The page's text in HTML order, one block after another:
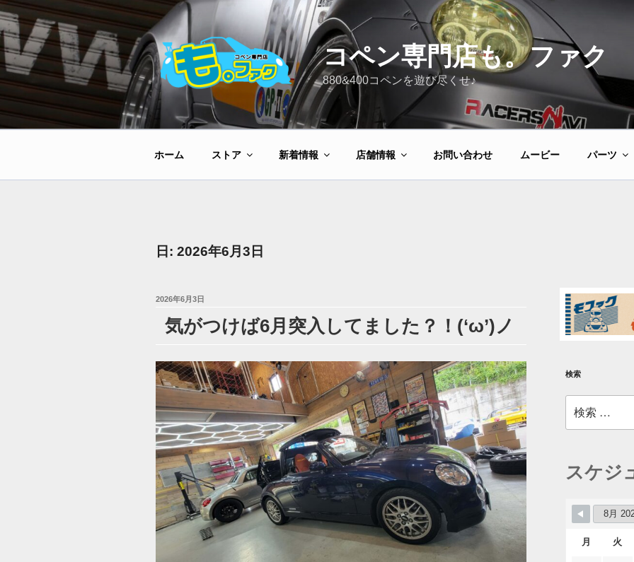
コ
ン
テ
ン
ツ
キ
コペン専門店も。ファク
880&400コペンを遊び尽くせ♪
ホーム ストア 新着情報 店舗情報 お問い合わせ ムービー パーツ
日: 2026年6月3日
投
2026年6月3日
気がつけば6月突入してました？！(‘ω’)ノ
検索
索:
スケジ
月 火